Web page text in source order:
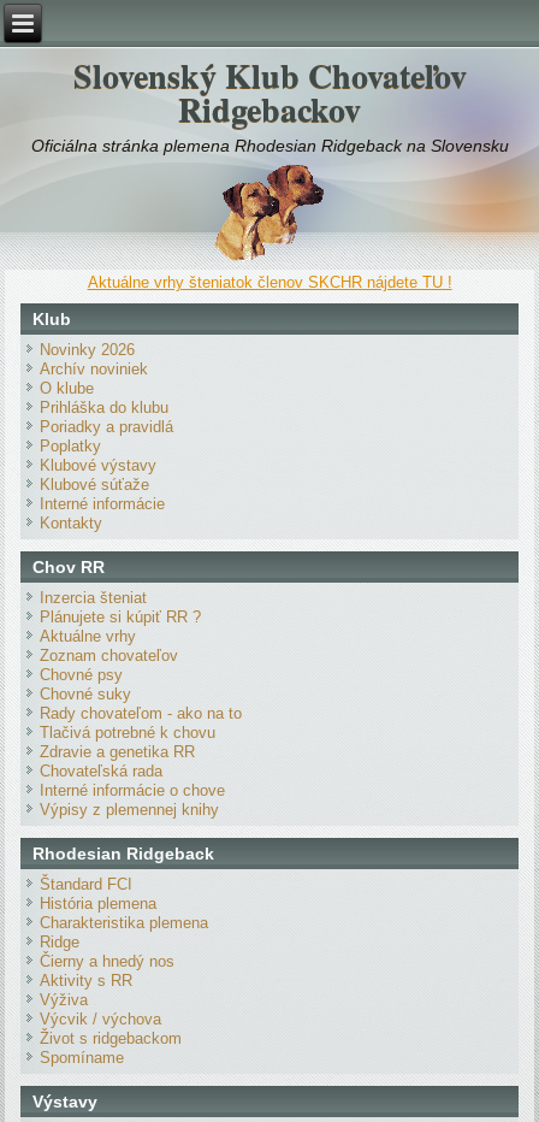
Slovenský Klub Chovateľov
Ridgebackov
Oficiálna stránka plemena Rhodesian Ridgeback na Slovensku
Aktuálne vrhy šteniatok členov SKCHR nájdete TU !
Klub
Novinky 2026
Archív noviniek
O klube
Prihláška do klubu
Poriadky a pravidlá
Poplatky
Klubové výstavy
Klubové súťaže
Interné informácie
Kontakty
Chov RR
Inzercia šteniat
Plánujete si kúpiť RR ?
Aktuálne vrhy
Zoznam chovateľov
Chovné psy
Chovné suky
Rady chovateľom - ako na to
Tlačivá potrebné k chovu
Zdravie a genetika RR
Chovateľská rada
Interné informácie o chove
Výpisy z plemennej knihy
Rhodesian Ridgeback
Štandard FCI
História plemena
Charakteristika plemena
Ridge
Čierny a hnedý nos
Aktivity s RR
Výživa
Výcvik / výchova
Život s ridgebackom
Spomíname
Výstavy